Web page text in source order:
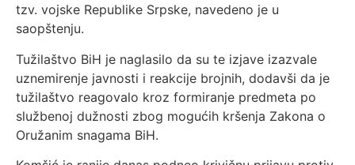
tzv. vojske Republike Srpske, navedeno je u
saopštenju.
Tužilaštvo BiH je naglasilo da su te izjave izazvale
uznemirenje javnosti i reakcije brojnih, dodavši da je
tužilaštvo reagovalo kroz formiranje predmeta po
službenoj dužnosti zbog mogućih kršenja Zakona o
Oružanim snagama BiH.